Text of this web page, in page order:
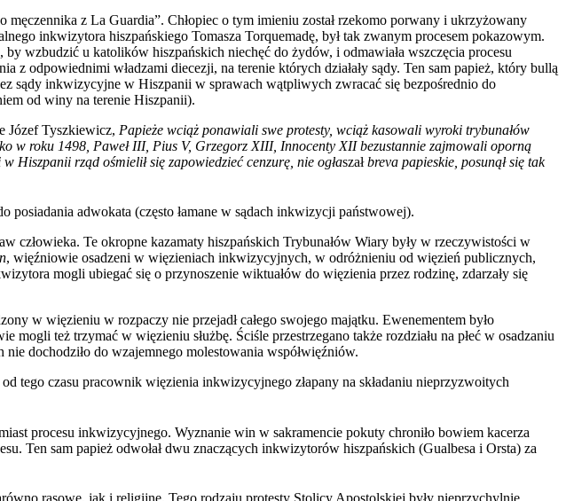
z La Guardia”. Chłopiec o tym imieniu został rzekomo porwany i ukrzyżowany
inkwizytora hiszpańskiego Tomasza Torquemadę, był tak zwanym procesem pokazowym.
by wzbudzić u katolików hiszpańskich niechęć do żydów, i odmawiała wszczęcia procesu
z odpowiednimi władzami diecezji, na terenie których działały sądy. Ten sam papież, który bullą
sądy inkwizycyjne w Hiszpanii w sprawach wątpliwych zwracać się bezpośrednio do
od winy na terenie Hiszpanii).
Józef Tyszkiewicz, Papieże wciąż ponawiali swe protesty, wciąż kasowali wyroki trybunałów
w roku 1498, Paweł III, Pius V, Grzegorz XIII, Innocenty XII bezustannie zajmowali oporną
Hiszpanii rząd ośmielił się zapowiedzieć cenzurę, nie ogłaszałbreva papieskie, posunął się tak
adwokata (często łamane w sądach inkwizycji państwowej).
człowieka. Te okropne kazamaty hiszpańskich Trybunałów Wiary były w rzeczywistości w
, więźniowie osadzeni w więzieniach inkwizycyjnych, w odróżnieniu od więzień publicznych,
mogli ubiegać się o przynoszenie wiktuałów do więzienia przez rodzinę, zdarzały się
w więzieniu w rozpaczy nie przejadł całego swojego majątku. Ewenementem było
też trzymać w więzieniu służbę. Ściśle przestrzegano także rozdziału na płeć w osadzaniu
dochodziło do wzajemnego molestowania współwięźniów.
tego czasu pracownik więzienia inkwizycyjnego złapany na składaniu nieprzyzwoitych
procesu inkwizycyjnego. Wyznanie win w sakramencie pokuty chroniło bowiem kacerza
Ten sam papież odwołał dwu znaczących inkwizytorów hiszpańskich (Gualbesa i Orsta) za
rasowe, jak i religijne. Tego rodzaju protesty Stolicy Apostolskiej były nieprzychylnie